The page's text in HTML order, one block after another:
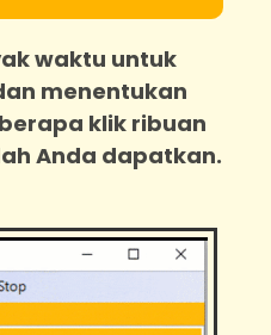
waktu untuk
menentukan
klik ribuan
Anda dapatkan.